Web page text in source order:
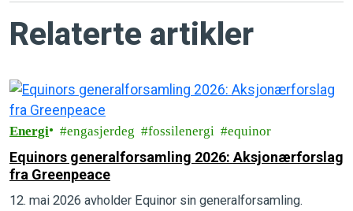
Relaterte artikler
Energi engasjerdeg fossilenergi equinor
Equinors generalforsamling 2026: Aksjonærforslag
fra Greenpeace
12. mai 2026 avholder Equinor sin generalforsamling.